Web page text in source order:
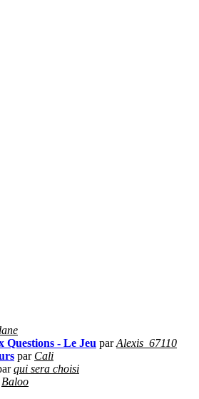
Questions - Le Jeu parAlexis_67110
par Cali
qui sera choisi
Baloo